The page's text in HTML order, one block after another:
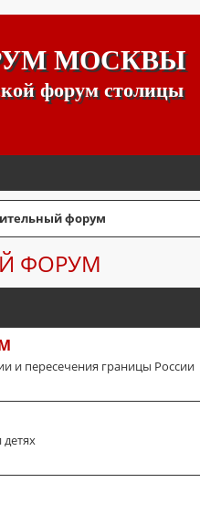
МОСКВЫ
форум столицы
форум
ФОРУМ
и пересечения границы России